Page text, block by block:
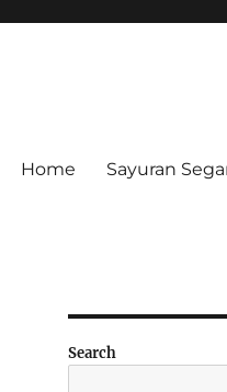
Home Sayuran
Search